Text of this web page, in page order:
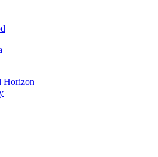
Horizon